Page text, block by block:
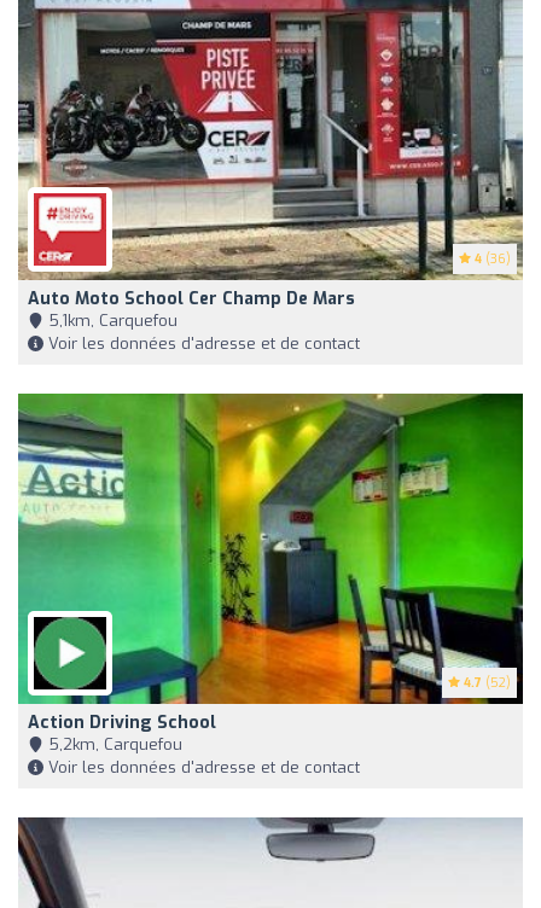
4 (36)
Auto Moto School Cer Champ De Mars
5,1km, Carquefou
Voir les données d'adresse et de contact
4.7 (52)
Action Driving School
5,2km, Carquefou
Voir les données d'adresse et de contact